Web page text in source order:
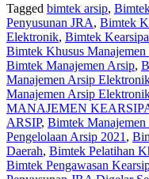
Tagged bimtek arsip,
Penyusunan JRA, Bimtek
Elektronik, Bimtek
Bimtek Khusus Manajemen
Bimtek Manajemen Arsip,
Manajemen Arsip
Manajemen Arsip
MANAJEMEN
ARSIP, Bimtek
Pengelolaan Arsip 2021 ,
Daerah, Bimtek Pelatihan
Bimtek Pengawasan